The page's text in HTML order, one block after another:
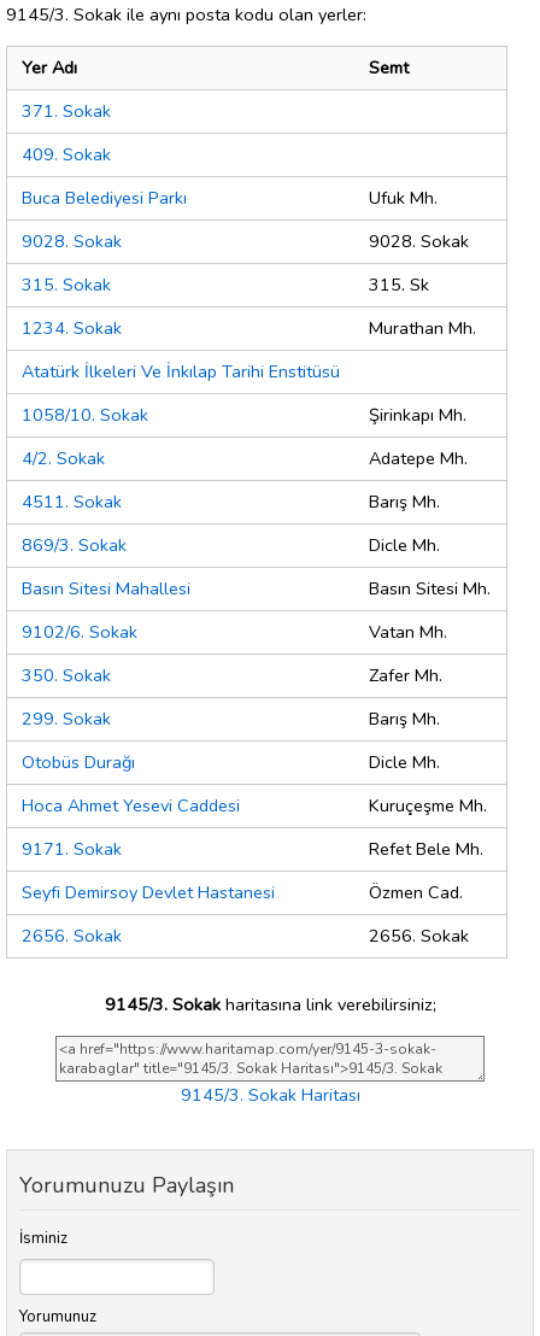
9145/3. Sokak ile aynı posta kodu olan yerler:
Yer Adı
Semt
371. Sokak
409. Sokak
Buca Belediyesi Parkı
Ufuk Mh.
9028. Sokak
9028. Sokak
315. Sokak
315. Sk
1234. Sokak
Murathan Mh.
Atatürk İlkeleri Ve İnkılap Tarihi Enstitüsü
1058/10. Sokak
Şirinkapı Mh.
4/2. Sokak
Adatepe Mh.
4511. Sokak
Barış Mh.
869/3. Sokak
Dicle Mh.
Basın Sitesi Mahallesi
Basın Sitesi Mh.
9102/6. Sokak
Vatan Mh.
350. Sokak
Zafer Mh.
299. Sokak
Barış Mh.
Otobüs Durağı
Dicle Mh.
Hoca Ahmet Yesevi Caddesi
Kuruçeşme Mh.
9171. Sokak
Refet Bele Mh.
Seyfi Demirsoy Devlet Hastanesi
Özmen Cad.
2656. Sokak
2656. Sokak
9145/3. Sokakharitasına link verebilirsiniz;
9145/3. Sokak Haritası
Yorumunuzu Paylaşın
İsminiz
Yorumunuz